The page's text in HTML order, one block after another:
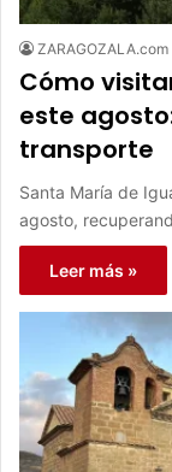
ZARAGOZALA.com
Cómo
este
transporte
Santa María de
agosto,
Leer más »